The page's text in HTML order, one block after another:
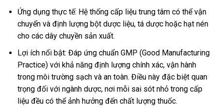
Ứng dụng thực tế: Hệ thống cấp liệu trung tâm có thể vận
chuyển và định lượng bột dược liệu, tá dược hoặc hạt nén
cho các dây chuyền sản xuất.
Lợi ích nổi bật: Đáp ứng chuẩn GMP (Good Manufacturing
Practice) với khả năng định lượng chính xác, vận hành
trong môi trường sạch và an toàn. Điều này đặc biệt quan
trọng đối với ngành dược, nơi mỗi sai sót nhỏ trong cấp
liệu đều có thể ảnh hưởng đến chất lượng thuốc.